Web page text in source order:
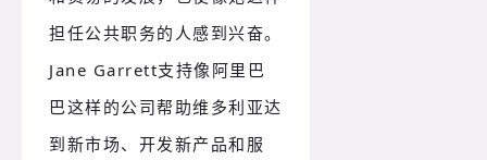
担任公共职务的人感到兴奋。
Jane Garrett支持像阿里巴
巴这样的公司帮助维多利亚达
到新市场、开发新产品和服